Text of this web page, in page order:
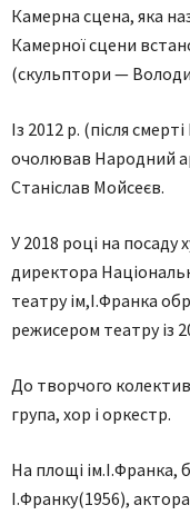
Камерна сцена, яка
Камерної сцени
(скульптори —
Із 2012 р. (після
очолював Народний
Станіслав Мойсеєв.
У 2018 році на посаду
директора
театру ім,І.Франка
режисером театру із
До творчого
група, хор і оркестр.
На площі ім.І.Франка,
І.Франку(1956),